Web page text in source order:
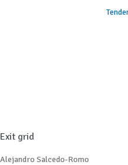
Exit grid
Alejandro Salcedo-Romo